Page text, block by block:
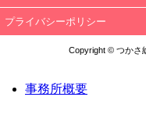
プライバシーポリシー
Copyright © つかさ
事務所概要